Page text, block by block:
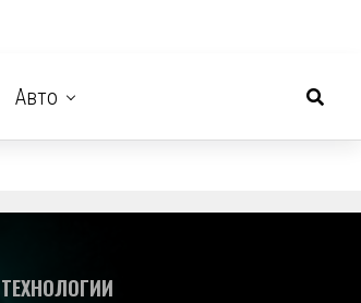
Авто
ТЕХНОЛОГИИ